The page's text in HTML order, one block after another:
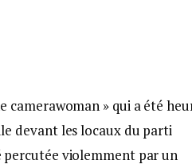
camerawoman » qui a été
devant les locaux du parti
percutée violemment par un